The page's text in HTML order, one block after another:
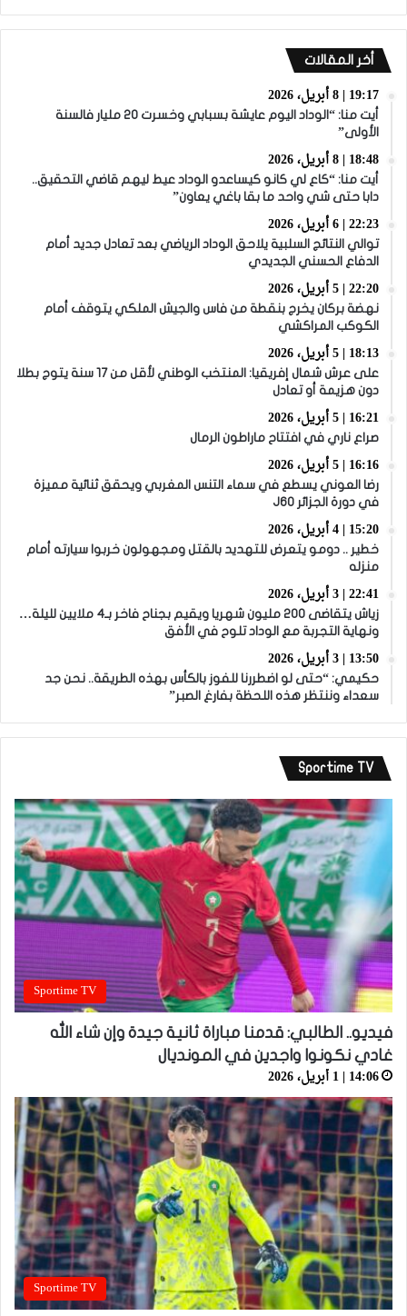
أخر المقالات
19:17 | 8 أبريل، 2026
أيت منا: “الوداد اليوم عايشة بسبابي وخسرت 20 مليار فالسنة
الأولى”
18:48 | 8 أبريل، 2026
أيت منا: “كاع لي كانو كيساعدو الوداد عيط ليهم قاضي التحقيق..
دابا حتى شي واحد ما بقا باغي يعاون”
22:23 | 6 أبريل، 2026
توالي النتائج السلبية يلاحق الوداد الرياضي بعد تعادل جديد أمام
الدفاع الحسني الجديدي
22:20 | 5 أبريل، 2026
نهضة بركان يخرج بنقطة من فاس والجيش الملكي يتوقف أمام
الكوكب المراكشي
18:13 | 5 أبريل، 2026
على عرش شمال إفريقيا: المنتخب الوطني لأقل من 17 سنة يتوج بطلا
دون هزيمة أو تعادل
16:21 | 5 أبريل، 2026
صراع ناري في افتتاح ماراطون الرمال
16:16 | 5 أبريل، 2026
رضا العوني يسطع في سماء التنس المغربي ويحقق ثنائية مميزة
في دورة الجزائر J60
15:20 | 4 أبريل، 2026
خطير .. دومو يتعرض للتهديد بالقتل ومجهولون خربوا سيارته أمام
منزله
22:41 | 3 أبريل، 2026
زياش يتقاضى 200 مليون شهريا ويقيم بجناح فاخر بـ4 ملايين لليلة…
ونهاية التجربة مع الوداد تلوح في الأفق
13:50 | 3 أبريل، 2026
حكيمي: “حتى لو اضطررنا للفوز بالكأس بهذه الطريقة.. نحن جد
سعداء وننتظر هذه اللحظة بفارغ الصبر”
Sportime TV
Sportime TV
فيديو.. الطالبي: قدمنا مباراة ثانية جيدة وإن شاء الله
غادي نكونوا واجدين في المونديال
14:06 | 1 أبريل، 2026
Sportime TV